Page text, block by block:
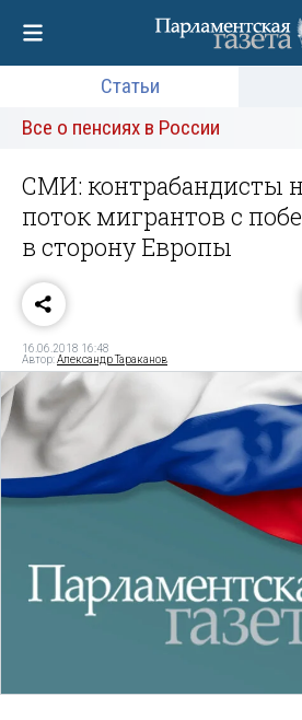
Статьи
Все о пенсиях в России
СМИ: контрабандисты
поток мигрантов с
в сторону Европы
16.06.2018 16:48
Автор:Александр Тараканов